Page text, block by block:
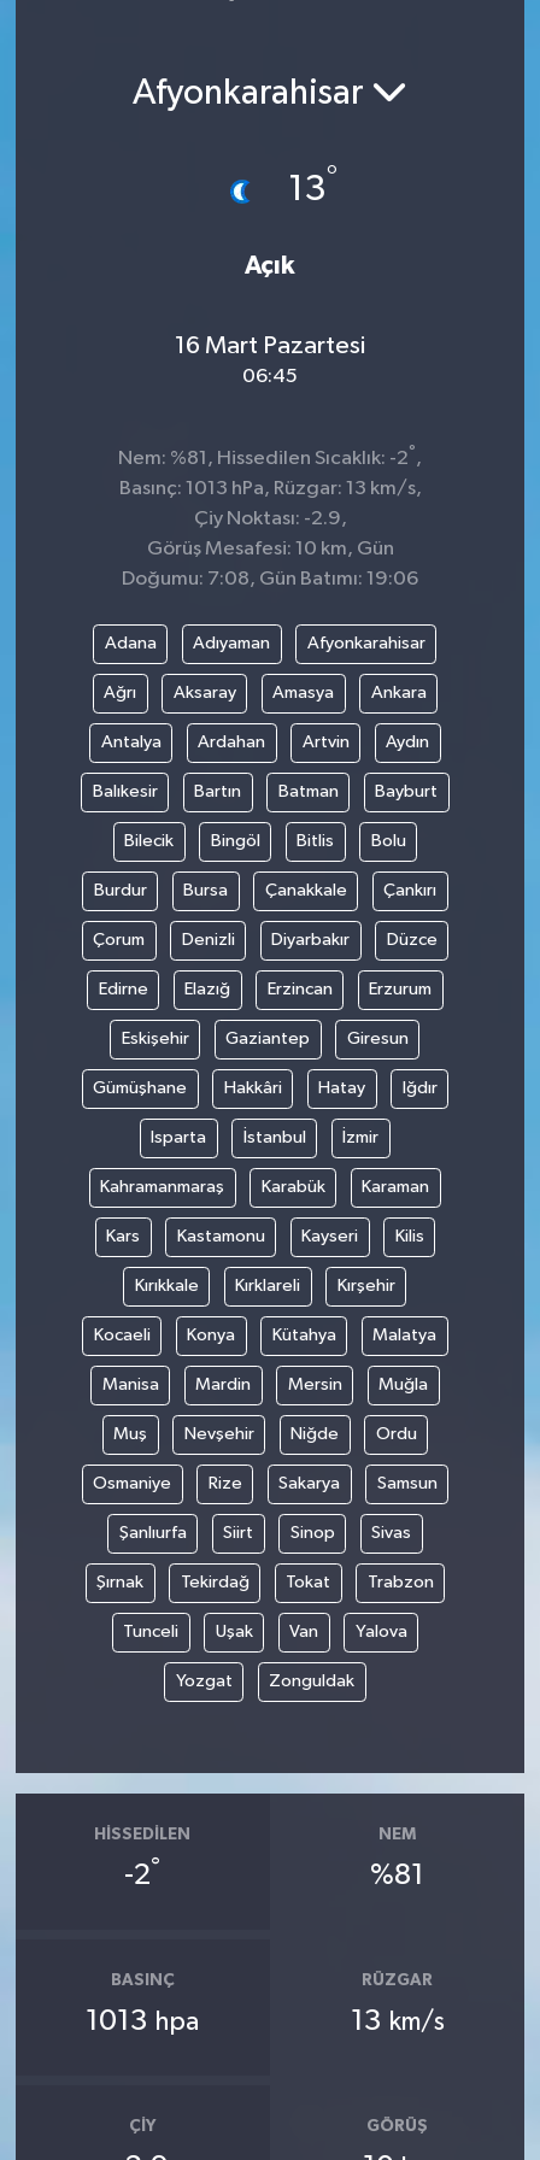
Afyonkarahisar
13°
Açık
16 Mart Pazartesi
06:45
Nem: %81, Hissedilen Sıcaklık: -2° ,
Basınç: 1013 hPa, Rüzgar: 13 km/s,
Çiy Noktası: -2.9,
Görüş Mesafesi: 10 km, Gün
Doğumu: 7:08, Gün Batımı: 19:06
Adana Adıyaman Afyonkarahisar
Ağrı Aksaray Amasya Ankara
Antalya Ardahan Artvin Aydın
Balıkesir Bartın Batman Bayburt
Bilecik Bingöl Bitlis Bolu
Burdur Bursa Çanakkale Çankırı
Çorum Denizli Diyarbakır Düzce
Edirne Elazığ Erzincan Erzurum
Eskişehir Gaziantep Giresun
Gümüşhane Hakkâri Hatay Iğdır
Isparta İstanbul İzmir
Kahramanmaraş Karabük Karaman
Kars Kastamonu Kayseri Kilis
Kırıkkale Kırklareli Kırşehir
Kocaeli Konya Kütahya Malatya
Manisa Mardin Mersin Muğla
Muş Nevşehir Niğde Ordu
Osmaniye Rize Sakarya Samsun
Şanlıurfa Siirt Sinop Sivas
Şırnak Tekirdağ Tokat Trabzon
Tunceli Uşak Van Yalova
Yozgat Zonguldak
HISSEDILEN
-2°
NEM
%81
BASINÇ
1013 hpa
RÜZGAR
13 km/s
ÇIY GÖRÜŞ